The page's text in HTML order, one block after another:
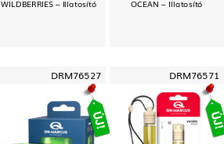
WILDBERRIES – Illatosító
OCEAN – Illatosító
DRM76527 DRM76571